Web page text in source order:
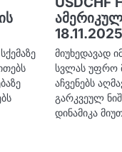
18.11.2025
მიუხედავად
სვლას უფრო
აჩვენებს
გარკვეულ
დინამიკა